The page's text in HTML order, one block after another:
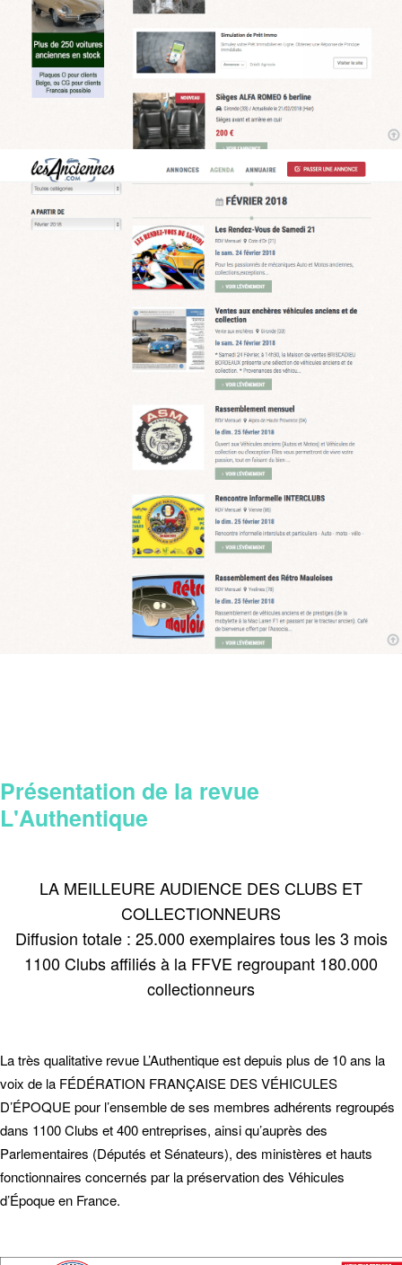
Présentation de la revue
L'Authentique
LA MEILLEURE AUDIENCE DES CLUBS ET
COLLECTIONNEURS
Diffusion totale : 25.000 exemplaires tous les 3 mois
1100 Clubs affiliés à la FFVE regroupant 180.000
collectionneurs
La très qualitative revue L’Authentique est depuis plus de 10 ans la
voix de la FÉDÉRATION FRANÇAISE DES VÉHICULES
D’ÉPOQUE pour l’ensemble de ses membres adhérents regroupés
dans 1100 Clubs et 400 entreprises, ainsi qu’auprès des
Parlementaires (Députés et Sénateurs), des ministères et hauts
fonctionnaires concernés par la préservation des Véhicules
d’Époque en France.